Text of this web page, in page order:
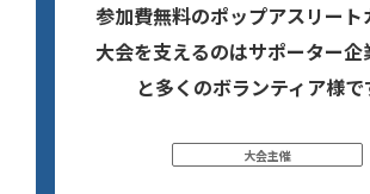
参加費無料のポップアスリート
大会を支えるのはサポーター企
と多くのボランティア様で
大会主催